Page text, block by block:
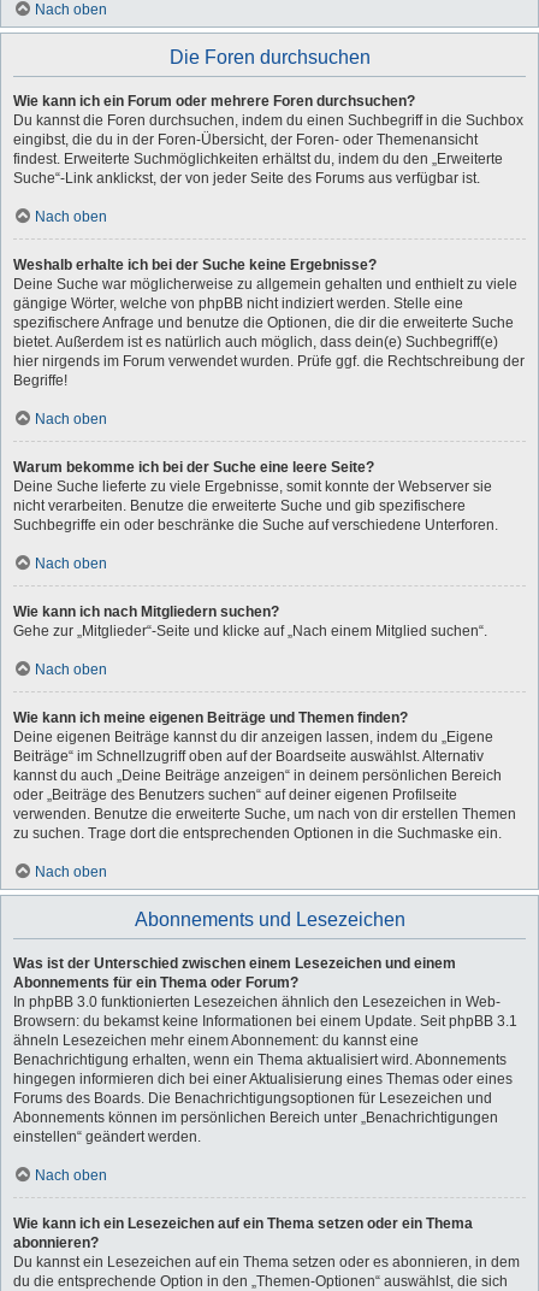
Nach oben
Die Foren durchsuchen
Wie kann ich ein Forum oder mehrere Foren durchsuchen?
Du kannst die Foren durchsuchen, indem du einen Suchbegriff in die Suchbox
eingibst, die du in der Foren-Übersicht, der Foren- oder Themenansicht
findest. Erweiterte Suchmöglichkeiten erhältst du, indem du den „Erweiterte
Suche“-Link anklickst, der von jeder Seite des Forums aus verfügbar ist.
Nach oben
Weshalb erhalte ich bei der Suche keine Ergebnisse?
Deine Suche war möglicherweise zu allgemein gehalten und enthielt zu viele
gängige Wörter, welche von phpBB nicht indiziert werden. Stelle eine
spezifischere Anfrage und benutze die Optionen, die dir die erweiterte Suche
bietet. Außerdem ist es natürlich auch möglich, dass dein(e) Suchbegriff(e)
hier nirgends im Forum verwendet wurden. Prüfe ggf. die Rechtschreibung der
Begriffe!
Nach oben
Warum bekomme ich bei der Suche eine leere Seite?
Deine Suche lieferte zu viele Ergebnisse, somit konnte der Webserver sie
nicht verarbeiten. Benutze die erweiterte Suche und gib spezifischere
Suchbegriffe ein oder beschränke die Suche auf verschiedene Unterforen.
Nach oben
Wie kann ich nach Mitgliedern suchen?
Gehe zur „Mitglieder“-Seite und klicke auf „Nach einem Mitglied suchen“.
Nach oben
Wie kann ich meine eigenen Beiträge und Themen finden?
Deine eigenen Beiträge kannst du dir anzeigen lassen, indem du „Eigene
Beiträge“ im Schnellzugriff oben auf der Boardseite auswählst. Alternativ
kannst du auch „Deine Beiträge anzeigen“ in deinem persönlichen Bereich
oder „Beiträge des Benutzers suchen“ auf deiner eigenen Profilseite
verwenden. Benutze die erweiterte Suche, um nach von dir erstellen Themen
zu suchen. Trage dort die entsprechenden Optionen in die Suchmaske ein.
Nach oben
Abonnements und Lesezeichen
Was ist der Unterschied zwischen einem Lesezeichen und einem
Abonnements für ein Thema oder Forum?
In phpBB 3.0 funktionierten Lesezeichen ähnlich den Lesezeichen in Web-
Browsern: du bekamst keine Informationen bei einem Update. Seit phpBB 3.1
ähneln Lesezeichen mehr einem Abonnement: du kannst eine
Benachrichtigung erhalten, wenn ein Thema aktualisiert wird. Abonnements
hingegen informieren dich bei einer Aktualisierung eines Themas oder eines
Forums des Boards. Die Benachrichtigungsoptionen für Lesezeichen und
Abonnements können im persönlichen Bereich unter „Benachrichtigungen
einstellen“ geändert werden.
Nach oben
Wie kann ich ein Lesezeichen auf ein Thema setzen oder ein Thema
abonnieren?
Du kannst ein Lesezeichen auf ein Thema setzen oder es abonnieren, in dem
du die entsprechende Option in den „Themen-Optionen“ auswählst, die sich